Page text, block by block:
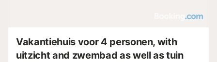
Vakantiehuis voor 4 personen, with
uitzicht and zwembad as well as tuin